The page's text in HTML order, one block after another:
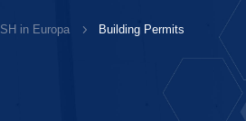
SH in Europa 5 Building Permits